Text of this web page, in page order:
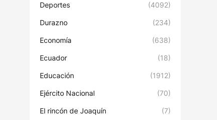
Deportes (4092)
Durazno (234)
Economía (638)
Ecuador (18)
Educación (1912)
Ejército Nacional (70)
El rincón de Joaquín (7)